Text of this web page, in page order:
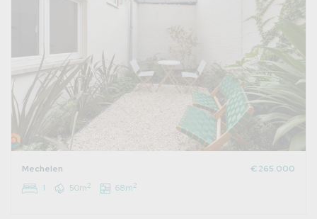
Mechelen
€ 265.000
1
50m2 68m2